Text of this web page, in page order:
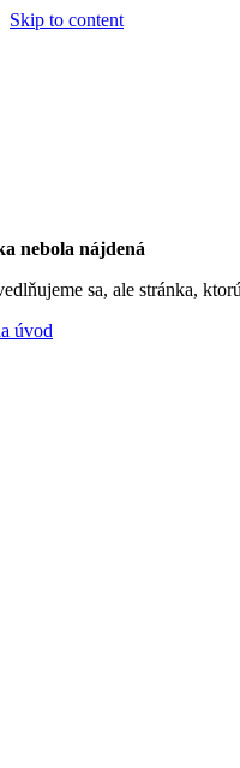
Skip to content
nebola nájdená
sa, ale stránka,
úvod